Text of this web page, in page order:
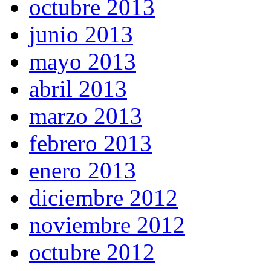
octubre 2013
junio 2013
mayo 2013
abril 2013
marzo 2013
febrero 2013
enero 2013
diciembre 2012
noviembre 2012
octubre 2012